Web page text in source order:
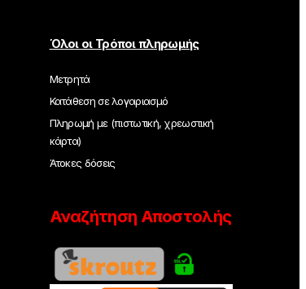
Όλοι οι Τρόποι πληρωμής
Μετρητά
Κατάθεση σε λογαριασμό
Πληρωμή με (πιστωτική, χρεωστική
κάρτα)
Άτοκες δόσεις
Αναζήτηση Αποστολής